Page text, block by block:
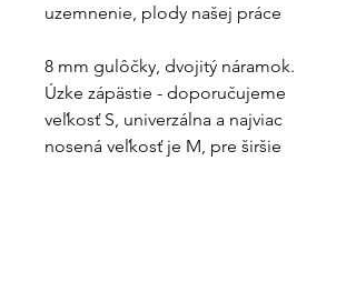
uzemnenie, plody našej práce
8 mm gulôčky, dvojitý náramok.
Úzke zápästie - doporučujeme
veľkosť S, univerzálna a najviac
nosená veľkosť je M, pre širšie